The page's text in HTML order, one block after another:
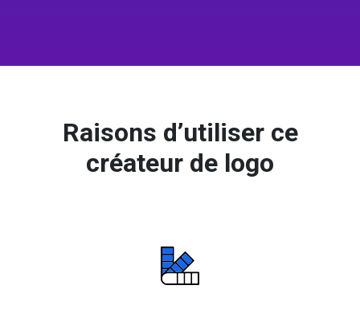
Raisons d’utiliser ce
créateur de logo